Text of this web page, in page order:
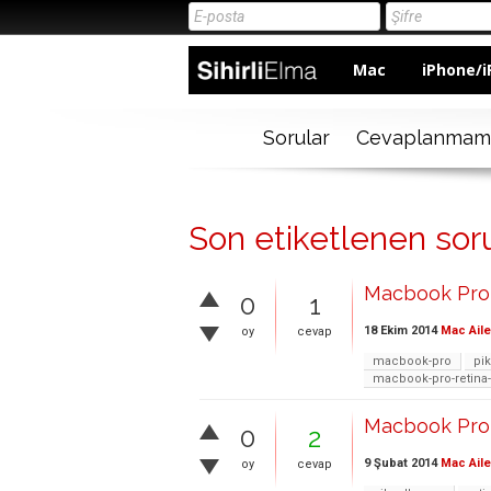
Mac iPhone/
Sorular
Son etiketlenen
0
oy
1
cevap
Macbook
18 Ekim 2014 Mac
macbook-pro
macbook-pro-
0
oy
2
cevap
Macbook
9 Şubat 2014 Mac